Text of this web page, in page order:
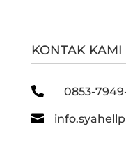
KONTAK KAMI
 0853-
